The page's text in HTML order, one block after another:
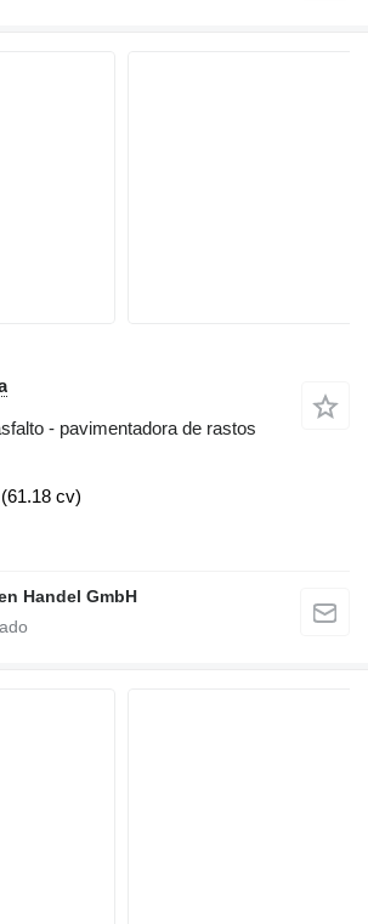
- pavimentadora de rastos
cv)
Handel GmbH